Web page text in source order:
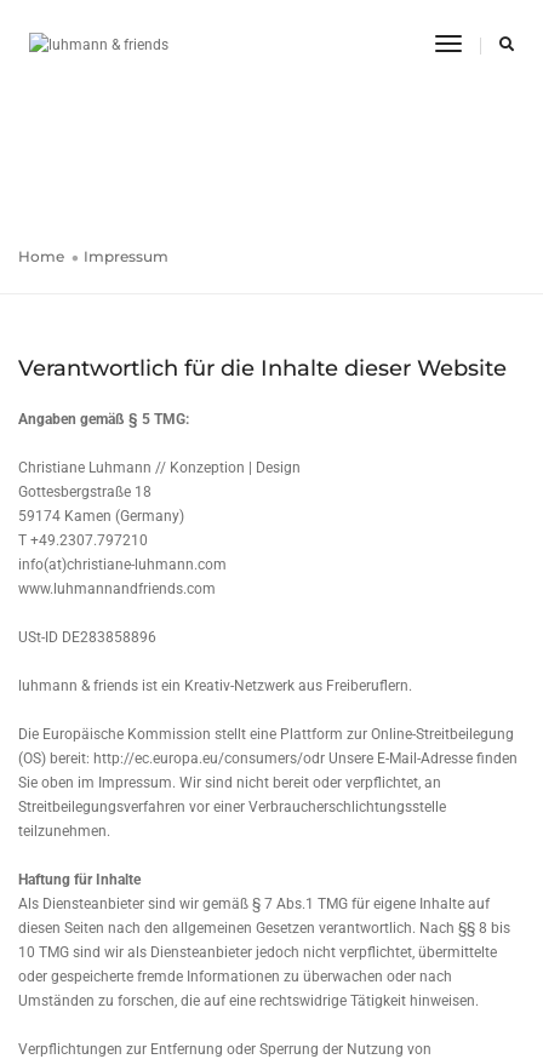
Toggle
Home Impressum
Verantwortlich für die Inhalte dieser Website
Angaben gemäß § 5 TMG:
Christiane Luhmann // Konzeption | Design
Gottesbergstraße 18
59174 Kamen (Germany)
T +49.2307.797210
info(at)christiane-luhmann.com
www.luhmannandfriends.com
USt-ID DE283858896
luhmann & friends ist ein Kreativ-Netzwerk aus Freiberuflern.
Die Europäische Kommission stellt eine Plattform zur Online-Streitbeilegung
(OS) bereit: http://ec.europa.eu/consumers/odr Unsere E-Mail-Adresse finden
Sie oben im Impressum. Wir sind nicht bereit oder verpflichtet, an
Streitbeilegungsverfahren vor einer Verbraucherschlichtungsstelle
teilzunehmen.
Haftung für Inhalte
Als Diensteanbieter sind wir gemäß § 7 Abs.1 TMG für eigene Inhalte auf
diesen Seiten nach den allgemeinen Gesetzen verantwortlich. Nach §§ 8 bis
10 TMG sind wir als Diensteanbieter jedoch nicht verpflichtet, übermittelte
oder gespeicherte fremde Informationen zu überwachen oder nach
Umständen zu forschen, die auf eine rechtswidrige Tätigkeit hinweisen.
Verpflichtungen zur Entfernung oder Sperrung der Nutzung von